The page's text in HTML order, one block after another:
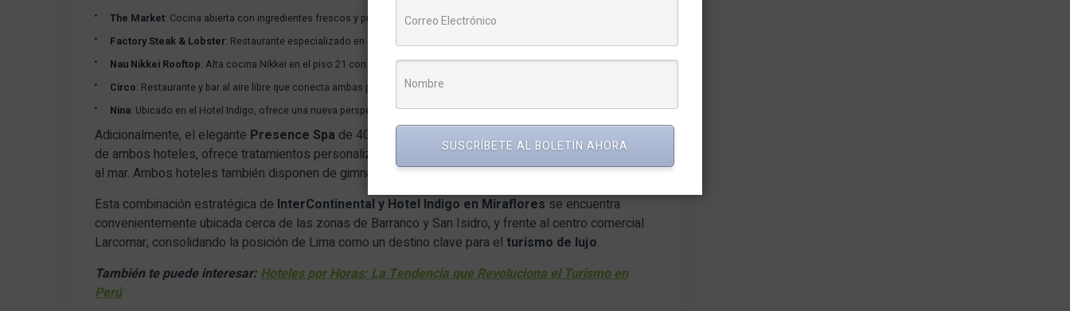
The Market: Cocina abierta con ingredientes frescos y preparación personalizada.
Factory Steak & Lobster: Restaurante especializado en carnes prime y una extensa carta de vinos.
Nau Nikkei Rooftop: Alta cocina Nikkei en el piso 21 con vistas panorámicas.
Circo: Restaurante y bar al aire libre que conecta ambas propiedades, con música en vivo.
Nina: Ubicado en el Hotel Indigo, ofrece una nueva perspectiva de la cocina fusión peruana.
Adicionalmente, el elegante Presence Spa de 400 metros cuadrados, accesible para los huéspedes
de ambos hoteles, ofrece tratamientos personalizados, zonas húmedas y un jacuzzi con vista directa
al mar.Ambos hoteles también disponen de gimnasios de última generación.
Esta combinación estratégica de InterContinental y Hotel Indigo en Miraflores se encuentra
convenientemente ubicada cerca de las zonas de Barranco y San Isidro, y frente al centro comercial
Larcomar, consolidando la posición de Lima como un destino clave para el turismo de lujo.
También te puede interesar:Hoteles por Horas: La Tendencia que Revoluciona el Turismo en
Perú
SUSCRÍBETE AL BOLETÍN AHORA